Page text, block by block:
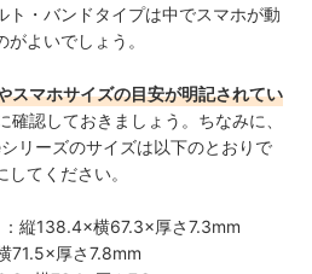
ト・バンドタイプは中でスマホが動
よいでしょう。
スマホサイズの目安が明記されてい
確認しておきましょう。ちなみに、
リーズのサイズは以下のとおりで
てください。
縦138.4×横67.3×厚さ7.3mm
71.5×厚さ7.8mm